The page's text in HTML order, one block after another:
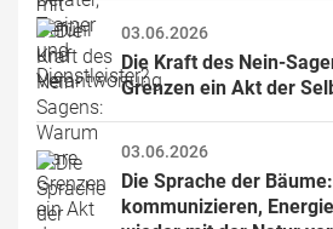
03.06.2026
Die Kraft des Nein-
Grenzen ein Akt der
03.06.2026
Die Sprache der
kommunizieren,